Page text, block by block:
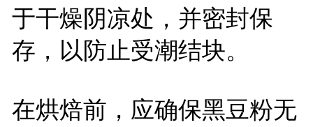
于干燥阴凉处，并密封保
存，以防止受潮结块。
在烘焙前，应确保黑豆粉无